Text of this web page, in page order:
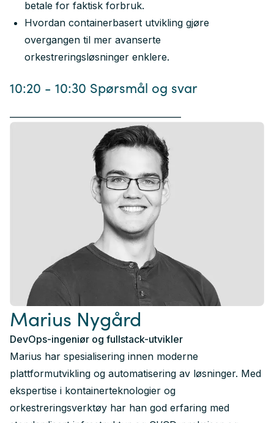
betale for faktisk forbruk.
Hvordan containerbasert utvikling gjøre
overgangen til mer avanserte
orkestreringsløsninger enklere.
10:20 - 10:30 Spørsmål og svar
Marius Nygård
DevOps-ingeniør og fullstack-utvikler
Marius har spesialisering innen moderne
plattformutvikling og automatisering av løsninger. Med
ekspertise i kontainerteknologier og
orkestreringsverktøy har han god erfaring med